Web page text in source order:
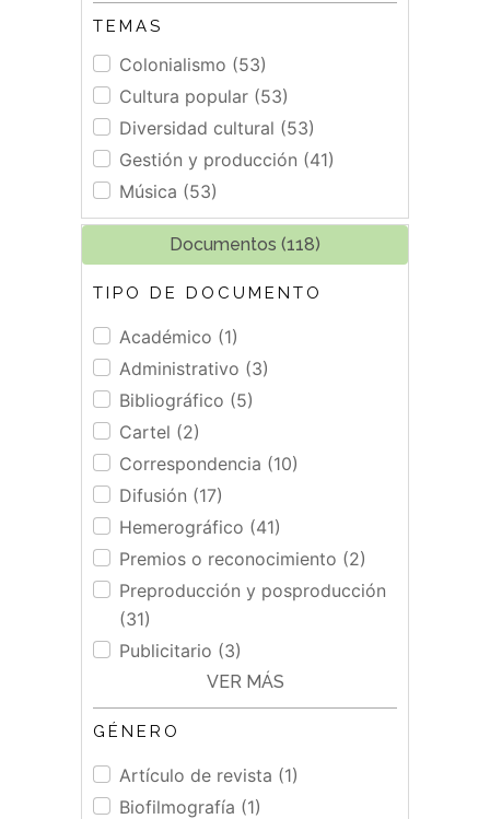
TEMAS
Colonialismo (53)
Cultura popular (53)
Diversidad cultural (53)
Gestión y producción (41)
Música (53)
Documentos (118)
TIPO DE DOCUMENTO
Académico (1)
Administrativo (3)
Bibliográfico (5)
Cartel (2)
Correspondencia (10)
Difusión (17)
Hemerográfico (41)
Premios o reconocimiento (2)
Preproducción y posproducción
(31)
Publicitario (3)
VER MÁS
GÉNERO
Artículo de revista (1)
Biofilmografía (1)